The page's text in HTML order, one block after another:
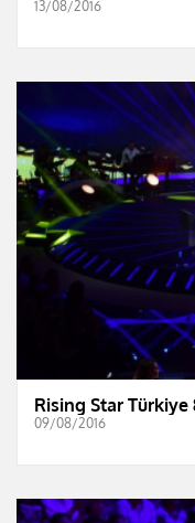
13/08/2016
Rising Star Türkiye
09/08/2016